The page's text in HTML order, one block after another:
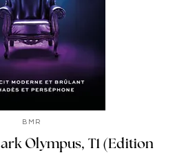
BMR
Olympus, T1 (Edition